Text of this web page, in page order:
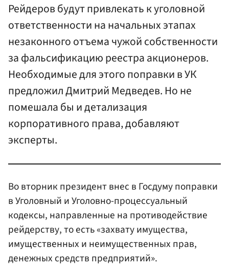
Рейдеров будут привлекать к уголовной
ответственности на начальных этапах
незаконного отъема чужой собственности
за фальсификацию реестра акционеров.
Необходимые для этого поправки в УК
предложил Дмитрий Медведев. Но не
помешала бы и детализация
корпоративного права, добавляют
эксперты.
Во вторник президент внес в Госдуму поправки
в Уголовный и Уголовно-процессуальный
кодексы, направленные на противодействие
рейдерству, то есть «захвату имущества,
имущественных и неимущественных прав,
денежных средств предприятий».